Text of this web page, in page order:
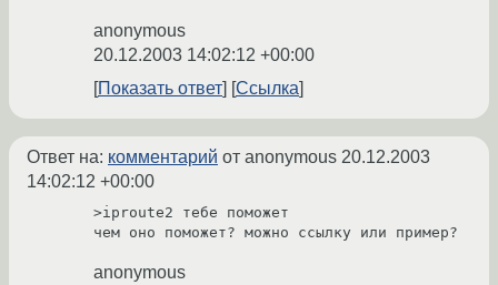
anonymous
20.12.2003 14:02:12 +00:00
Показать ответ
Ссылка
Ответ на: комментарий от anonymous 20.12.2003
14:02:12 +00:00
>iproute2 тебе поможет
чем оно поможет? можно ссылку или пример?
anonymous